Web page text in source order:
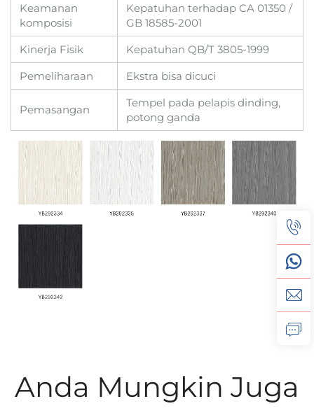
Keamanan
komposisi
Kepatuhan terhadap CA 01350 /
GB 18585-2001
Kinerja Fisik
Kepatuhan QB/T 3805-1999
Pemeliharaan
Ekstra bisa dicuci
Pemasangan
Tempel pada pelapis dinding,
potong ganda
Anda Mungkin Juga